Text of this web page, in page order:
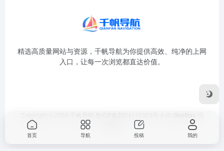
精选高质量网站与资源，千帆导航为你提供高效、纯净的上网
入口，让每一次浏览都直达价值。
首页 导航 投稿 我的